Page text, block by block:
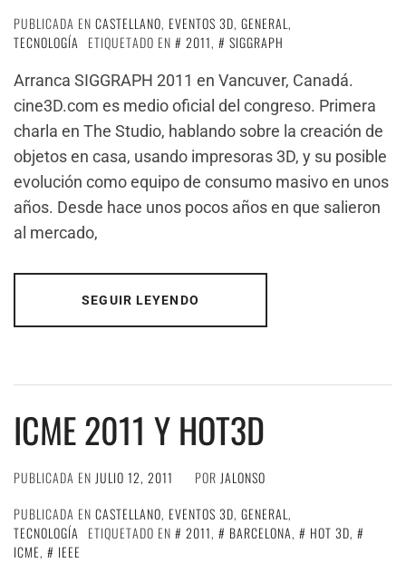
PUBLICADA EN CASTELLANO, EVENTOS 3D, GENERAL,
TECNOLOGÍA
ETIQUETADO EN 2011,
SIGGRAPH
Arranca SIGGRAPH 2011 en Vancuver, Canadá.
cine3D.com es medio oficial del congreso. Primera
charla en The Studio, hablando sobre la creación de
objetos en casa, usando impresoras 3D, y su posible
evolución como equipo de consumo masivo en unos
años. Desde hace unos pocos años en que salieron
al mercado,
SEGUIR LEYENDO
ICME 2011 Y HOT3D
PUBLICADA EN JULIO 12, 2011 POR JALONSO
PUBLICADA EN CASTELLANO, EVENTOS 3D, GENERAL,
TECNOLOGÍA
ETIQUETADO EN 2011, BARCELONA, HOT 3D,
ICME,
IEEE